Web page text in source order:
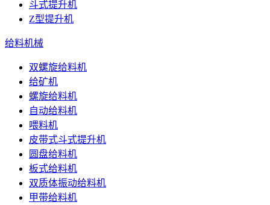
斗式提升机
Z型提升机
给料机械
双螺旋给料机
给矿机
螺旋给料机
自动给料机
喂料机
皮带式斗式提升机
圆盘给料机
板式给料机
双质体振动给料机
甲带给料机